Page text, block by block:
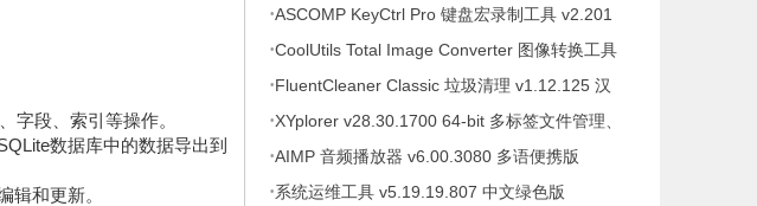
字段、索引等操作。
数据库中的数据导出到
辑和更新。
色版
·ASCOMP KeyCtrl Pro 键盘宏录制工具 v2.201
便携版
·CoolUtils Total Image Converter 图像转换工具
v8.5.0.332 多语便携版
·FluentCleaner Classic 垃圾清理 v1.12.125 汉
化绿色版
·XYplorer v28.30.1700 64-bit 多标签文件管理、
增强资源管理器，中文绿色便携版
·AIMP 音频播放器 v6.00.3080 多语便携版
·系统运维工具 v5.19.19.807 中文绿色版